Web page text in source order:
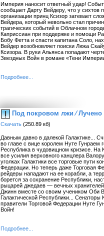
Империя наносит ответный удар!
сообщает Дарту Вейдеру, что у
организации принц Ксизор затевает
Вейдера, который невольно стал
трагических событий в Облачном
Каприссиан при поддержке и помощи
Бобу Фетта и спасти капитана Соло,
Вейдер возобновляет поиски Люка
Ксизора. В руки Альянса попадают
Звездных Войн в романе «Тени
Подробнее...
Под покровом лжи ⁄
Скачать (250.89 кб)
Давным давно в далекой Галактике...
во главе с вице королем Нуте Гунраем
Республика в чудовищном кризисе. На
все усилия верховного канцлера
уголках Галактики все торговые пути
Федерации. Но теперь даже Торговая
рейдеры нападают на ее корабли, а
борется за сохранение Республики,
рыцарей джедаев — вечных
Джинн вместе со своим учеником Оби
Галактической Республики...
правители Торговой Федерации Нуте
Войн!
Подробнее...